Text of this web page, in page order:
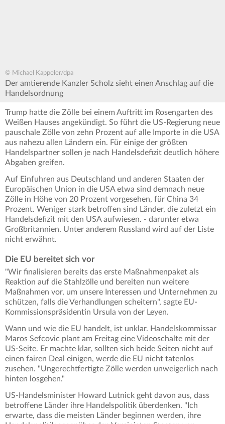
© Michael Kappeler/dpa
Der amtierende Kanzler Scholz sieht einen Anschlag auf die
Handelsordnung
Trump hatte die Zölle bei einem Auftritt im Rosengarten des
Weißen Hauses angekündigt. So führt die US-Regierung neue
pauschale Zölle von zehn Prozent auf alle Importe in die USA
aus nahezu allen Ländern ein. Für einige der größten
Handelspartner sollen je nach Handelsdefizit deutlich höhere
Abgaben greifen.
Auf Einfuhren aus Deutschland und anderen Staaten der
Europäischen Union in die USA etwa sind demnach neue
Zölle in Höhe von 20 Prozent vorgesehen, für China 34
Prozent. Weniger stark betroffen sind Länder, die zuletzt ein
Handelsdefizit mit den USA aufwiesen. - darunter etwa
Großbritannien. Unter anderem Russland wird auf der Liste
nicht erwähnt.
Die EU bereitet sich vor
"Wir finalisieren bereits das erste Maßnahmenpaket als
Reaktion auf die Stahlzölle und bereiten nun weitere
Maßnahmen vor, um unsere Interessen und Unternehmen zu
schützen, falls die Verhandlungen scheitern", sagte EU-
Kommissionspräsidentin Ursula von der Leyen.
Wann und wie die EU handelt, ist unklar. Handelskommissar
Maros Sefcovic plant am Freitag eine Videoschalte mit der
US-Seite. Er machte klar, sollten sich beide Seiten nicht auf
einen fairen Deal einigen, werde die EU nicht tatenlos
zusehen. "Ungerechtfertigte Zölle werden unweigerlich nach
hinten losgehen."
US-Handelsminister Howard Lutnick geht davon aus, dass
betroffene Länder ihre Handelspolitik überdenken. "Ich
erwarte, dass die meisten Länder beginnen werden, ihre